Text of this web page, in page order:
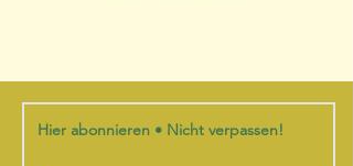
Hier abonnieren • Nicht verpassen!